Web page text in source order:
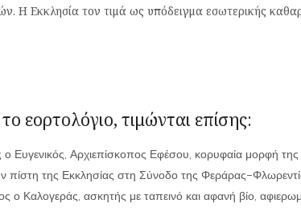
Η Εκκλησία τον τιμά ως υπόδειγμα εσωτερικής
εορτολόγιο, τιμώνται επίσης:
Ευγενικός, Αρχιεπίσκοπος Εφέσου, κορυφαία μορφή
πίστη της Εκκλησίας στη Σύνοδο της
ο Καλογεράς, ασκητής με ταπεινό και αφανή βίο,